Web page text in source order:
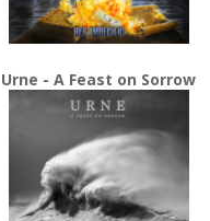
Urne - A Feast on Sorrow